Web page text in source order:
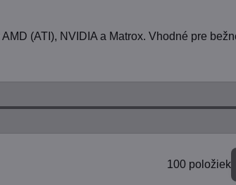
(ATI), NVIDIA a Matrox. Vhodné pre
100 položiek